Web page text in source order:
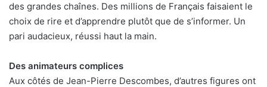
des grandes chaînes. Des millions de Français faisaient le
choix de rire et d’apprendre plutôt que de s’informer. Un
pari audacieux, réussi haut la main.
Des animateurs complices
Aux côtés de Jean-Pierre Descombes, d’autres figures ont